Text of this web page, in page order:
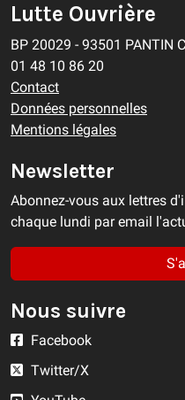
Lutte Ouvrière
BP 20029 - 93501 PANTIN
01 48 10 86 20
Contact
Données personnelles
Mentions légales
Newsletter
Abonnez-vous aux lettres
chaque lundi par email
Nous suivre
Facebook
Twitter/X